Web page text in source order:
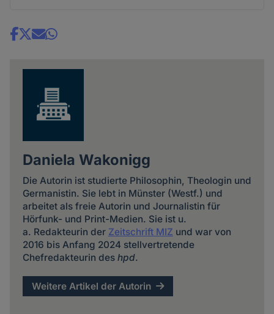
Share
Daniela Wakonigg
Die Autorin ist studierte Philosophin, Theologin und
Germanistin. Sie lebt in Münster (Westf.) und
arbeitet als freie Autorin und Journalistin für
Hörfunk- und Print-Medien. Sie ist u.
a. Redakteurin der Zeitschrift MIZ und war von
2016 bis Anfang 2024 stellvertretende
Chefredakteurin des hpd.
Weitere Artikel der Autorin